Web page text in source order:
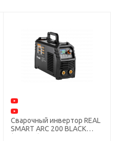
Сварочный инвертор REAL
SMART ARC 200 BLACK